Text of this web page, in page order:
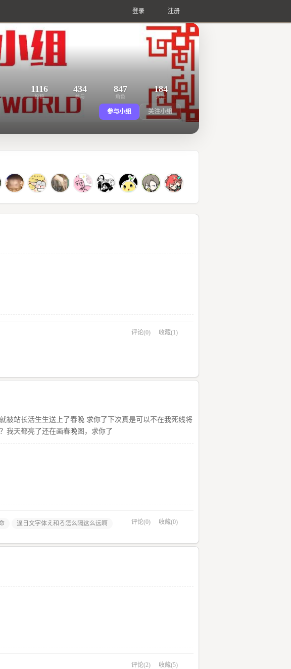
注册
登录
1116
投稿
434
参与
847
角色
184
关注
参与小组 关注小组
评论(0) 收藏(1)
被站长活生生送上了春晚 求你了下次真是可以不在我死线将
我天都亮了还在画春晚图，求你了
逼日文字体え和ろ怎么隔这么远啊 评论(0) 收藏(0)
评论(2) 收藏(5)